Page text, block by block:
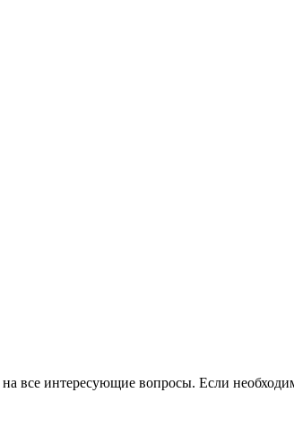
все интересующие вопросы. Если